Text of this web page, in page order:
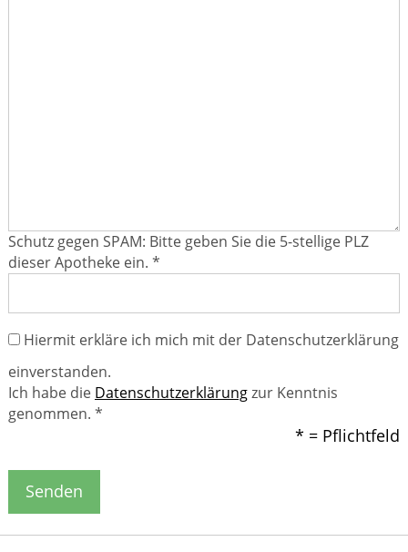
Schutz gegen SPAM: Bitte geben Sie die 5-stellige PLZ
dieser Apotheke ein. *
Hiermit erkläre ich mich mit der Datenschutzerklärung
einverstanden.
Ich habe die Datenschutzerklärungzur Kenntnis
genommen. *
* = Pflichtfeld